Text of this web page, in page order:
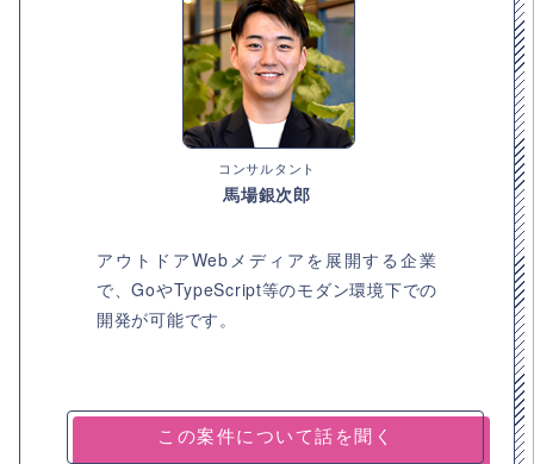
コンサルタント
馬場銀次郎
アウトドアWebメディアを展開する企業
で、GoやTypeScript等のモダン環境下での
開発が可能です。